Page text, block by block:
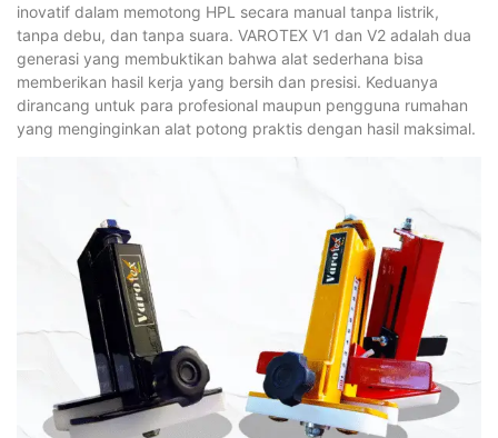
inovatif dalam memotong HPL secara manual tanpa listrik,
tanpa debu, dan tanpa suara. VAROTEX V1 dan V2 adalah dua
generasi yang membuktikan bahwa alat sederhana bisa
memberikan hasil kerja yang bersih dan presisi. Keduanya
dirancang untuk para profesional maupun pengguna rumahan
yang menginginkan alat potong praktis dengan hasil maksimal.